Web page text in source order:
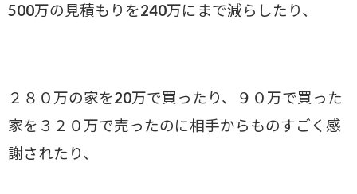
500万の見積もりを240万にまで減らしたり、
２８０万の家を20万で買ったり、９０万で買った
家を３２０万で売ったのに相手からものすごく感
謝されたり、